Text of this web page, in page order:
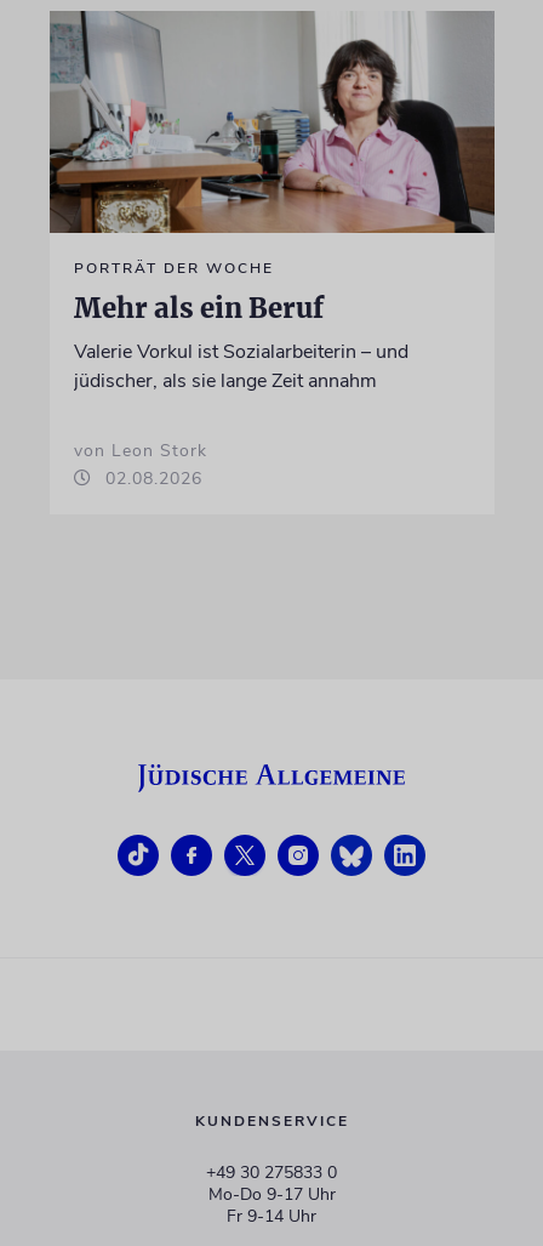
PORTRÄT DER WOCHE
Mehr als ein Beruf
Valerie Vorkul ist Sozialarbeiterin – und
jüdischer, als sie lange Zeit annahm
von Leon Stork
02.08.2026
KUNDENSERVICE
+49 30 275833 0
Mo-Do 9-17 Uhr
Fr 9-14 Uhr